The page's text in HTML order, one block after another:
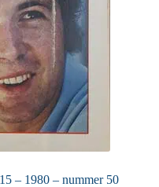
– 1980 – nummer 50